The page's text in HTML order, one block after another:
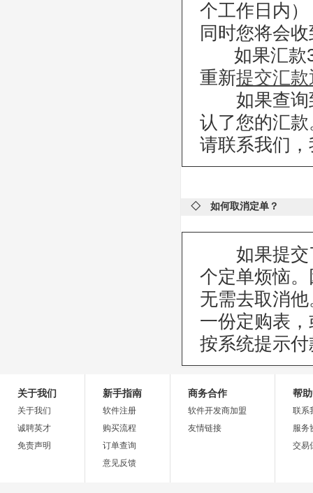
个工作日内
同时您将会
如果汇款3
重新提交汇款
如果查询到
认了您的汇款
请联系我们
◇ 如何取消定单？
如果提交了
个定单烦恼
无需去取消
一份定购表
按系统提示
关于我们
关于我们
诚聘英才
免责声明
新手指南
软件注册
购买流程
订单查询
意见反馈
商务合作
软件开发商加盟
友情链接
帮
联系
服务
交易